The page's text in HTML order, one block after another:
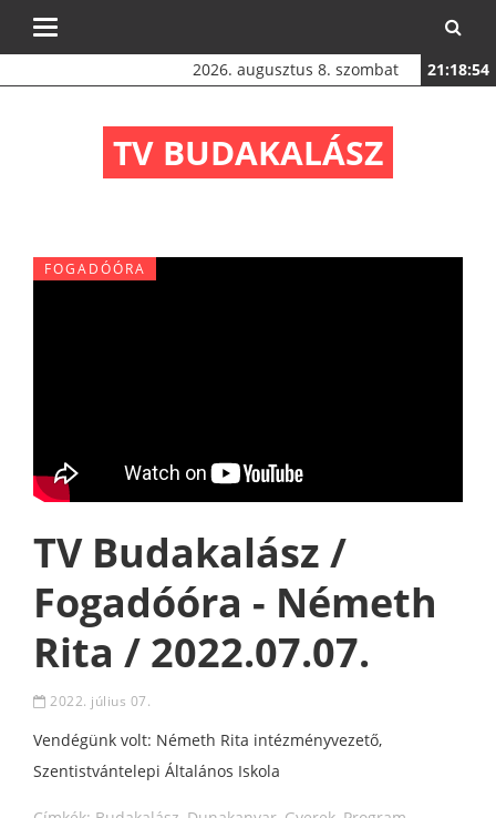
Toggle
2026. augusztus 8. szombat 21:18:55
TV BUDAKALÁSZ
FOGADÓÓRA
TV Budakalász /
Fogadóóra - Németh
Rita / 2022.07.07.
2022. július 07.
Vendégünk volt: Németh Rita intézményvezető,
Szentistvántelepi Általános Iskola